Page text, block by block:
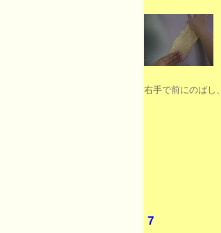
右手で前にのばし、
7